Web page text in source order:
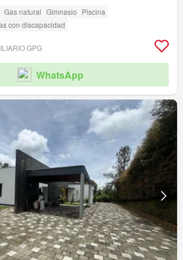
Gas natural Gimnasio Piscina
con discapacidad
GPG
WhatsApp